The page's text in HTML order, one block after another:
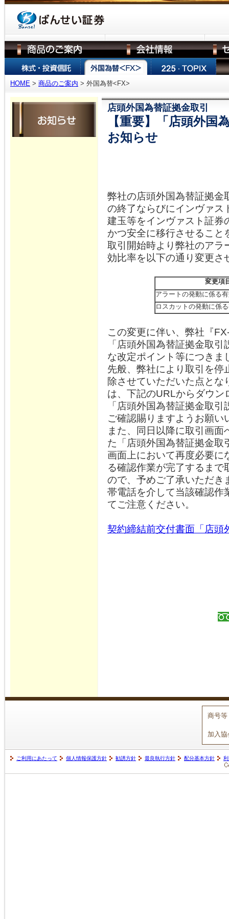
HOME > 商品のご案内 > 外国為替<FX>
店頭外国為替証拠金取引
【重要】「店頭外国
お知らせ
弊社の店頭外国為替証拠金
の終了ならびにインヴァス
建玉等をインヴァスト証券
かつ安全に移行させるこ
取引開始時より弊社のアラ
効比率を以下の通り変更さ
変更項
アラートの発動に係る
ロスカットの発動に係
この変更に伴い、弊社『
「店頭外国為替証拠金取
な改定ポイント等につきま
先般、弊社により取引を停
除させていただいた点と
は、下記のURLからダウン
「店頭外国為替証拠金取
ご確認賜りますようお願い
また、同日以降に取引画
た「店頭外国為替証拠金取
画面上において再度必要に
る確認作業が完了するま
ので、予めご了承いただき
帯電話を介して当該確認作
てご注意ください。
契約締結前交付書面「店頭
商号等
加入協
ご利用にあたって 個人情報保護方針 勧誘方針 最良執行方針 配分基本方針